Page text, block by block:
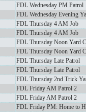
FDL Wednesday PM Patrol
FDL Wednesday Evening
FDL Thursday 4 AM Job
FDL Thursday 4 AM Job
FDL Thursday Noon Yard
FDL Thursday Noon Yard
FDL Thursday Late Patrol
FDL Thursday Late Patrol
FDL Thursday 2nd Trick
FDL Friday AM Patrol 2
FDL Friday AM Patrol 2
FDL Friday PM: Home to